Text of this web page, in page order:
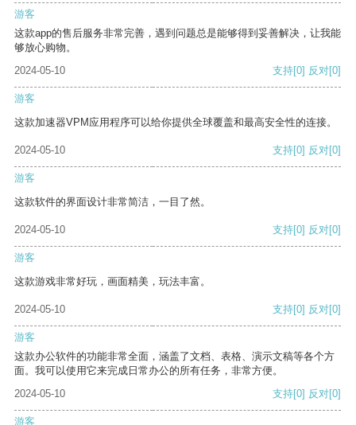
游客
这款app的售后服务非常完善，遇到问题总是能够得到妥善解决，让我能
够放心购物。
2024-05-10
支持[0] 反对[0]
游客
这款加速器VPM应用程序可以给你提供全球覆盖和最高安全性的连接。
2024-05-10 支持[0] 反对[0]
游客
这款软件的界面设计非常简洁，一目了然。
2024-05-10 支持[0] 反对[0]
游客
这款游戏非常好玩，画面精美，玩法丰富。
2024-05-10 支持[0] 反对[0]
游客
这款办公软件的功能非常全面，涵盖了文档、表格、演示文稿等各个方
面。我可以使用它来完成日常办公的所有任务，非常方便。
2024-05-10
支持[0] 反对[0]
游客